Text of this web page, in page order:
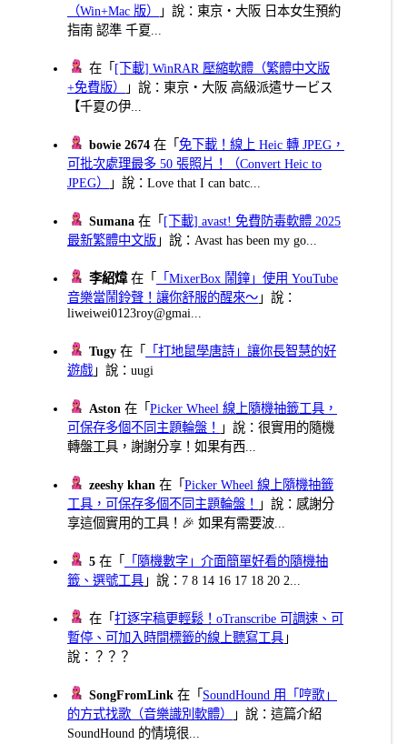
（Win+Mac 版）
」說：東京・大阪 日本女生預約
指南 認準 千夏...
在「 [下載] WinRAR 壓縮軟體（繁體中文版
+免費版）
」說：東京・大阪 高級派遣サービス
【千夏の伊...
bowie 2674 在「免下載！線上 Heic 轉 JPEG，
可批次處理最多 50 張照片！（Convert Heic to
JPEG）
」說：Love that I can batc...
Sumana 在「 [下載] avast! 免費防毒軟體 2025
最新繁體中文版 」說：Avast has been my go...
李紹煒在「
「MixerBox 鬧鐘」使用 YouTube
音樂當鬧鈴聲！讓你舒服的醒來～ 」說：
liweiwei0123roy@gmai...
Tugy 在「
「打地鼠學唐詩」讓你長智慧的好
遊戲 」說：uugi
Aston 在「Picker Wheel 線上隨機抽籤工具，
可保存多個不同主題輪盤！
」說：很實用的隨機
轉盤工具，謝謝分享！如果有西...
zeeshy khan 在「Picker Wheel 線上隨機抽籤
工具，可保存多個不同主題輪盤！
」說：感謝分
享這個實用的工具！🎉 如果有需要波...
5 在「
「隨機數字」介面簡單好看的隨機抽
籤、選號工具 」說：7 8 14 16 17 18 20 2...
在「打逐字稿更輕鬆！oTranscribe 可調速、可
暫停、可加入時間標籤的線上聽寫工具 」
說：？？？
SongFromLink 在「 SoundHound 用「哼歌」
的方式找歌（音樂識別軟體）
」說：這篇介紹
SoundHound 的情境很...